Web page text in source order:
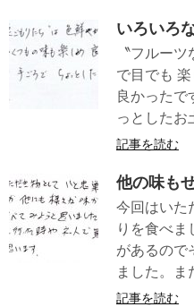
いろいろ
〝フルー
で目でも
良かったで
っとしたお
記事を読む
他の味も
今回はいた
りを食べま
があるので
ました。ま
記事を読む